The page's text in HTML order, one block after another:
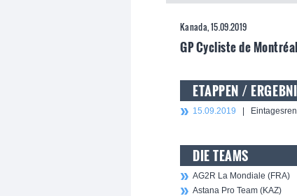
Kanada, 15.09.2019
GP Cycliste de
ETAPPEN /
15.09.2019 |
DIE TEAMS
AG2R La Mondiale (FRA)
Astana Pro Team (KAZ)